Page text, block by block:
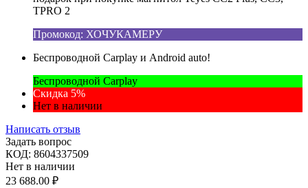
TPRO 2
Промокод: ХОЧУКАМЕРУ
Беспроводной Carplay и Android auto!
Беспроводной Carplay
Скидка 5%
Нет в наличии
Написать отзыв
Задать вопрос
КОД: 8604337509
Нет в наличии
23 688.00 ₽